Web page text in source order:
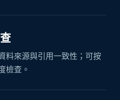
料來源與引用一致性；可按
檢查。